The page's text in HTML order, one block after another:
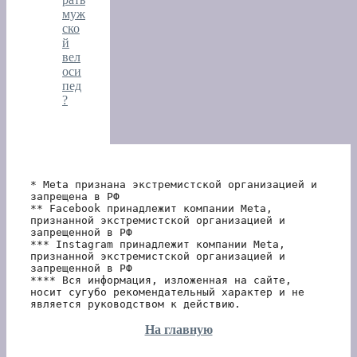
муж
ско
й
вел
оси
пед
?
* Meta признана экстремистской организацией и
запрещена в РФ
** Facebook принадлежит компании Meta,
признанной экстремистской организацией и
запрещенной в РФ
*** Instagram принадлежит компании Meta,
признанной экстремистской организацией и
запрещенной в РФ
**** Вся информация, изложенная на сайте,
носит сугубо рекомендательный характер и не
является руководством к действию.
На главную